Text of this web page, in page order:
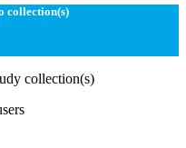
collection(s)
collection(s)